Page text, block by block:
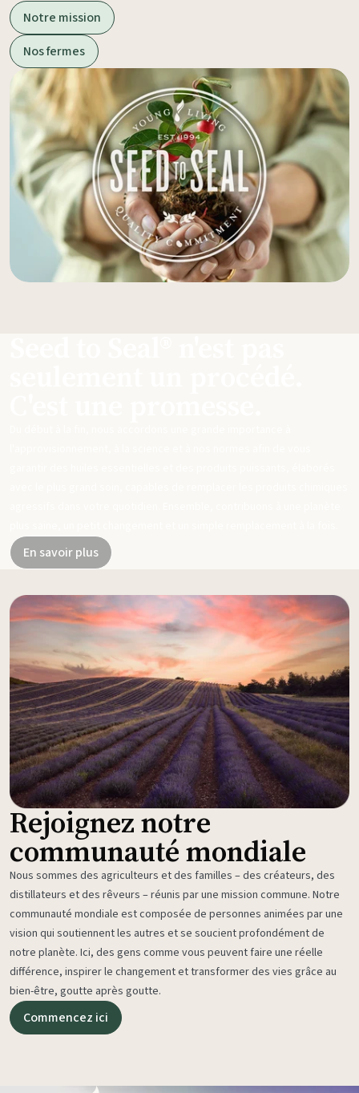
Notre mission
Nos fermes
Seed to Seal® n'est pas
En savoir plus
Rejoignez notre
communauté mondiale
Nous sommes des agriculteurs et des familles – des créateurs, des
distillateurs et des rêveurs – réunis par une mission commune. Notre
communauté mondiale est composée de personnes animées par une
vision qui soutiennent les autres et se soucient profondément de
notre planète. Ici, des gens comme vous peuvent faire une réelle
différence, inspirer le changement et transformer des vies grâce au
bien-être, goutte après goutte.
Commencez ici